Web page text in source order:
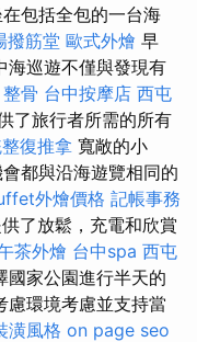
包括全包的一台海
撥筋堂 歐式外燴 早
海巡遊不僅與發現有
骨 台中按摩店 西屯
了旅行者所需的所有
復推拿 寬敞的小
都與沿海遊覽相同的
外燴價格 記帳事務
了放鬆，充電和欣賞
茶外燴 台中spa 西屯
國家公園進行半天的
慮環境考慮並支持當
潢風格 on page seo